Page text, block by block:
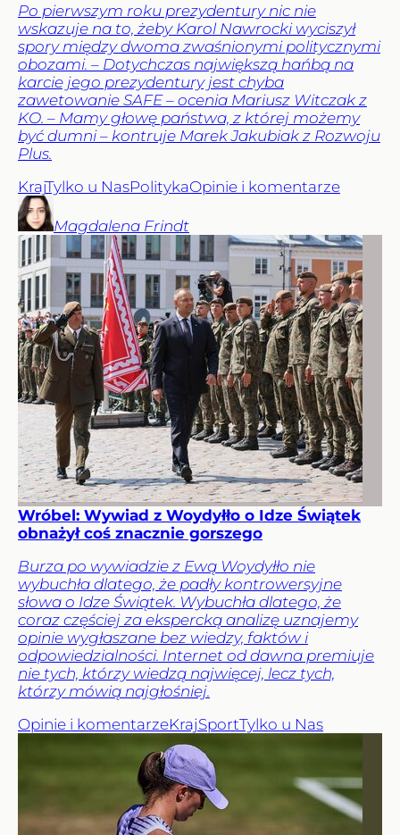
Po pierwszym roku prezydentury nic nie
wskazuje na to, żeby Karol Nawrocki wyciszył
spory między dwoma zwaśnionymi politycznymi
obozami. – Dotychczas największą hańbą na
karcie jego prezydentury jest chyba
zawetowanie SAFE – ocenia Mariusz Witczak z
KO. – Mamy głowę państwa, z której możemy
być dumni – kontruje Marek Jakubiak z Rozwoju
Plus.
KrajTylko u NasPolitykaOpinie i komentarze
Magdalena Frindt
Wróbel: Wywiad z Woydyłło o Idze Świątek
obnażył coś znacznie gorszego
Burza po wywiadzie z Ewą Woydyłło nie
wybuchła dlatego, że padły kontrowersyjne
słowa o Idze Świątek. Wybuchła dlatego, że
coraz częściej za ekspercką analizę uznajemy
opinie wygłaszane bez wiedzy, faktów i
odpowiedzialności. Internet od dawna premiuje
nie tych, którzy wiedzą najwięcej, lecz tych,
którzy mówią najgłośniej.
Opinie i komentarzeKrajSportTylko u Nas